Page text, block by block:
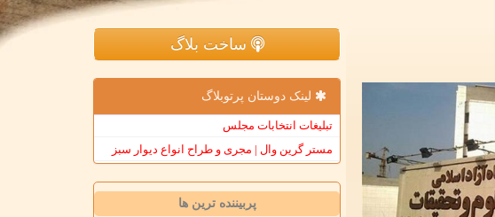
ساخت بلاگ
لینک دوستان پرتوبلاگ
تبلیغات انتخابات مجلس
مستر گرین وال | مجری و طراح انواع دیوار سبز
پربیننده ترین ها